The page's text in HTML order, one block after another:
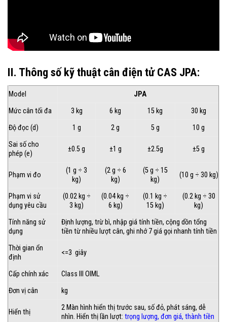
II. Thông số kỹ thuật cân điện tử CAS JPA:
Model
JPA
Mức cân tối đa
3 kg 6 kg 15 kg
30 kg
Độ đọc (d)
1 g 2 g 5 g
10 g
Sai số cho
phép (e)
±0.5 g ±1 g ±2.5g ±5 g
Phạm vi đo
(1 g ÷ 3
kg)
(2 g ÷ 6
kg)
(5 g ÷ 15
kg)
(10 g ÷ 30 kg)
Phạm vi sử
dụng yêu cầu
(0.02 kg ÷
3 kg)
(0.04 kg ÷
6 kg)
(0.1 kg ÷
15 kg)
(0.2 kg ÷ 30
kg)
Tính năng sử
dụng
Định lượng, trừ bì, nhập giá tính tiền, cộng dồn tổng
tiền từ nhiều lượt cân, ghi nhớ 7 giá gọi nhanh tính tiền
Thời gian ổn
định
<=3 giây
Cấp chính xác
Class III OIML
Đơn vị cân
kg
Hiển thị
2 Màn hình hiển thị trước sau, số đỏ, phát sáng, dễ
nhìn. Hiển thị lần lượt:trọng lượng, đơn giá, thành tiền